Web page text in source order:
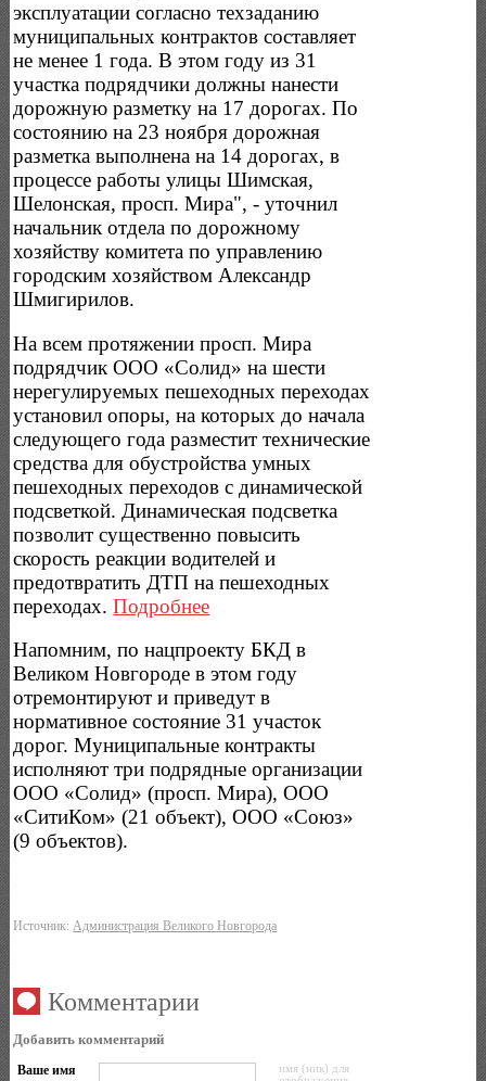
эксплуатации согласно техзаданию
муниципальных контрактов составляет
не менее 1 года. В этом году из 31
участка подрядчики должны нанести
дорожную разметку на 17 дорогах. По
состоянию на 23 ноября дорожная
разметка выполнена на 14 дорогах, в
процессе работы улицы Шимская,
Шелонская, просп. Мира", - уточнил
начальник отдела по дорожному
хозяйству комитета по управлению
городским хозяйством Александр
Шмигирилов.
На всем протяжении просп. Мира
подрядчик ООО «Солид» на шести
нерегулируемых пешеходных переходах
установил опоры, на которых до начала
следующего года разместит технические
средства для обустройства умных
пешеходных переходов с динамической
подсветкой. Динамическая подсветка
позволит существенно повысить
скорость реакции водителей и
предотвратить ДТП на пешеходных
переходах.Подробнее
Напомним, по нацпроекту БКД в
Великом Новгороде в этом году
отремонтируют и приведут в
нормативное состояние 31 участок
дорог. Муниципальные контракты
исполняют три подрядные организации
ООО «Солид» (просп. Мира), ООО
«СитиКом» (21 объект), ООО «Союз»
(9 объектов).
Источник: Администрация Великого Новгорода
Комментарии
Добавить комментарий
Ваше имя
имя (ник) для